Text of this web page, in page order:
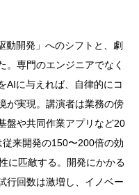
動開発」へのシフトと、劇
専門のエンジニアでなく
AIに与えれば、自律的にコ
が実現。講演者は業務の傍
盤や共同作業アプリなど20
来開発の150〜200倍の効
に匹敵する。 開発にかかる
行回数は激増し、イノベー